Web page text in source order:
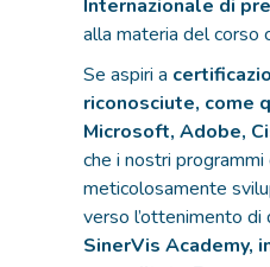
Internazionale di
alla materia del corso
Se aspiri a
riconosciute, come
Microsoft, Adobe,
che i nostri
meticolosamente
verso l’ottenimento di
SinerVis Academy,